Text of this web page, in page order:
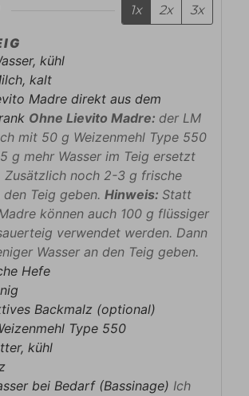
1x 2x 3x
kühl
kalt
Madre direkt aus dem
Ohne Lievito Madre: der LM
mit 50 g Weizenmehl Type 550
g mehr Wasser im Teig ersetzt
Zusätzlich noch 2-3 g frische
den Teig geben.Hinweis:Statt
können auch 100 g flüssiger
verwendet werden. Dann
Wasser an den Teig geben.
Hefe
Backmalz (optional)
Type 550
kühl
bei Bedarf (Bassinage) Ich